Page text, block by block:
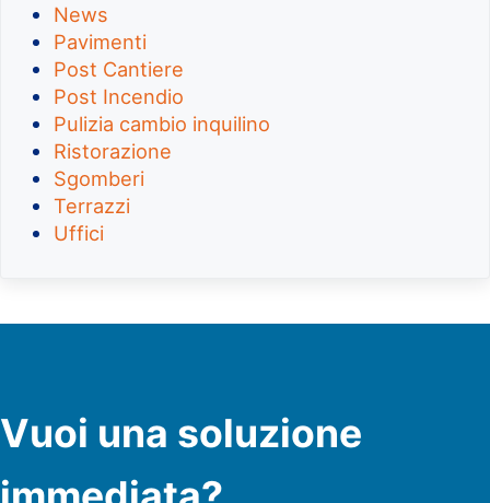
News
Pavimenti
Post Cantiere
Post Incendio
Pulizia cambio inquilino
Ristorazione
Sgomberi
Terrazzi
Uffici
Vuoi una soluzione